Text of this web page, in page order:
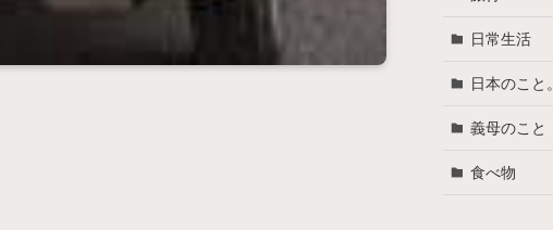
日常生活
日本のこと。
義母のこと
食べ物